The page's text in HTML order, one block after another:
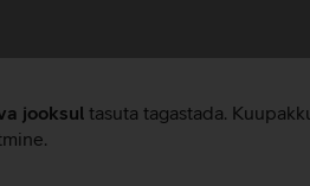
jooksul tasuta tagastada.